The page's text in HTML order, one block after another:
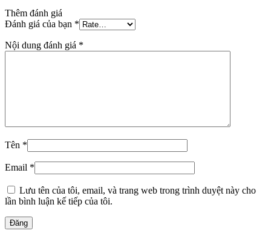
Thêm đánh giá
Đánh giá của bạn *
Nội dung đánh giá *
Tên *
Email *
Lưu tên của tôi, email, và trang web trong trình duyệt này cho
lần bình luận kế tiếp của tôi.
Đăng